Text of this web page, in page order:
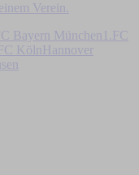
Verein.
Bayern München
1.FC
Köln
Hannover